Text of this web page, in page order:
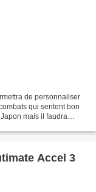
de personnaliser
qui sentent bon
mais il faudra
Accel 3